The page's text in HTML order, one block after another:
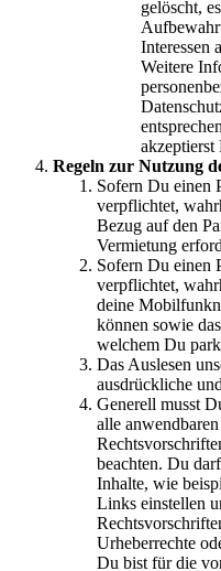
gelöscht,
Interessen
Weitere
akzeptierst
Regeln zur Nutzung
Sofern Du einen
verpflichtet,
Bezug auf den
Vermietung
Sofern Du einen
verpflichtet,
deine
können sowie
welchem Du
Das Auslesen
ausdrückliche
Generell musst
alle
beachten. Du
Inhalte, wie
Links einstellen
Urheberrechte
Du bist für die